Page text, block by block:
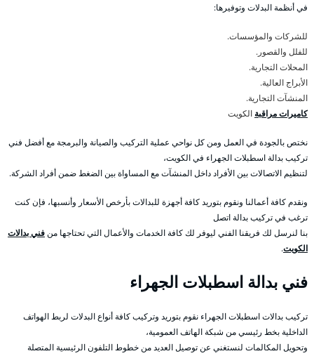
في أنظمة البدلات وتوفيرها:
للشركات والمؤسسات.
للفلل والقصور.
المحلات التجارية.
الأبراج العالية.
المنشآت التجارية.
كاميرات مراقبة الكويت
نختص بالجودة في العمل ومن كل نواحي عملية التركيب والصيانة والبرمجة مع أفضل فني
تركيب بدالة اسطبلات الجهراء في الكويت،
لتنظيم الاتصالات بين الأفراد داخل المنشآت مع المساواة بين الضغط ضمن أفراد الشركة.
ونقدم كافة أعمالنا ونقوم بتوريد كافة أجهزة للبدالات بأرخص الأسعار وأنسبها، فإن كنت
ترغب في تركيب بدالة اتصل
بنا لنرسل لك فريقنا الفني ليوفر لك كافة الخدمات والأعمال التي تحتاجها منفني بدالات
الكويت.
فني بدالة اسطبلات الجهراء
تركيب بدالات اسطبلات الجهراء نقوم بتوريد وتركيب كافة أنواع البدلات لربط الهواتف
الداخلية بخط رئيسي من شبكة الهاتف العمومية،
وتحويل المكالمات لنستغني عن توصيل العديد من خطوط التلفون الرئيسية المتصلة